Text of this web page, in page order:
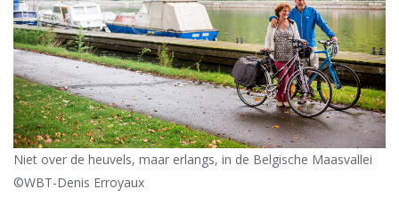
Niet over de heuvels, maar erlangs, in de Belgische Maasvallei
©WBT-Denis Erroyaux